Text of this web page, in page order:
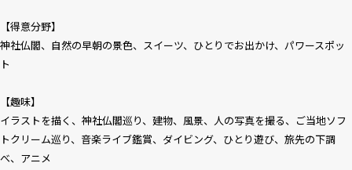
【得意分野】
神社仏閣、自然の早朝の景色、スイーツ、ひとりでお出かけ、パワースポッ
ト
【趣味】
イラストを描く、神社仏閣巡り、建物、風景、人の写真を撮る、ご当地ソフ
トクリーム巡り、音楽ライブ鑑賞、ダイビング、ひとり遊び、旅先の下調
べ、アニメ